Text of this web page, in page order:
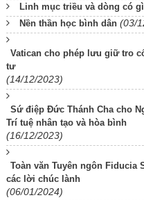
Linh mục triều và dòng có
Nền thần học bình dân (03/
Vatican cho phép lưu giữ tro
tư
(14/12/2023)
Sứ điệp Đức Thánh Cha cho
Trí tuệ nhân tạo và hòa bình
(16/12/2023)
Toàn văn Tuyên ngôn Fiducia
các lời chúc lành
(06/01/2024)